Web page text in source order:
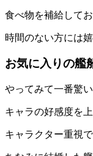
食べ物を補給してお
時間のない方には
お気に入りの艦
やってみて一番驚い
キャラの好感度を
キャラクター重視